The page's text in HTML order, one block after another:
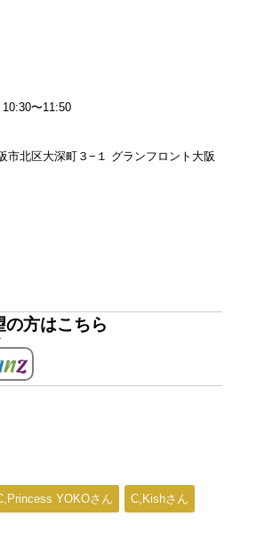
〜11:50
市北区大深町３−１ グランフロント大阪
方はこちら
YOKOさん C,Kishさん